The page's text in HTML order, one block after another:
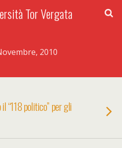
Tor Vergata
2010
“118 politico” per gli